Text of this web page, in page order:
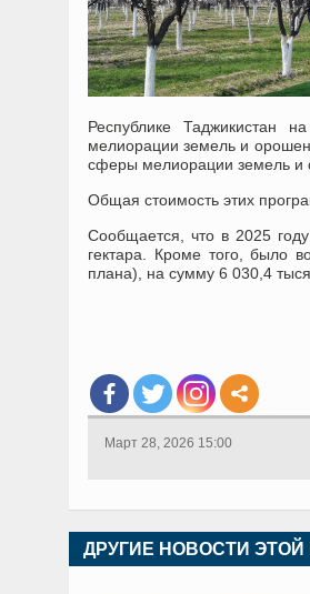
Республике Таджикистан
мелиорации земель и
сферы мелиорации земель и
Общая стоимость этих
Сообщается, что в 2025
гектара. Кроме того, было
плана), на сумму 6 030,4
Март 28, 2026 15:00
ДРУГИЕ НОВОСТИ ЭТОЙ